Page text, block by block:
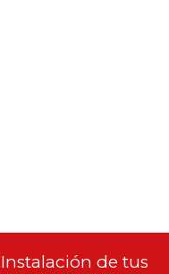
de tus